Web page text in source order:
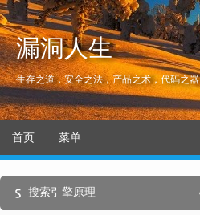
漏洞人生
生存之道，安全之法，产品之术，代码之器
首页 菜单
搜索引擎原理